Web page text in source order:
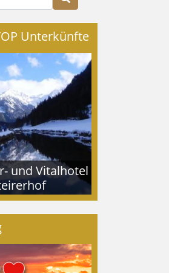
Unterkünfte
und Vitalhotel